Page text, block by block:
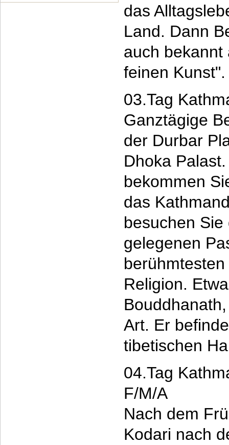
das
Land. Dann
auch bekannt
feinen Kunst".
03.Tag
Ganztägige
der Durbar
Dhoka
bekommen
das
besuchen
gelegenen
Religion.
Art. Er
tibetischen
04.Tag
F/M/A
Nach dem
Kodari nach